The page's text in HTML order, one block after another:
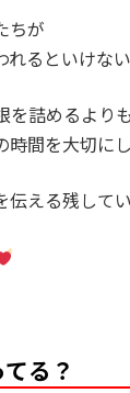
ちが
れるといけな
詰めるよりも
時間を大切に
伝える残して
る？